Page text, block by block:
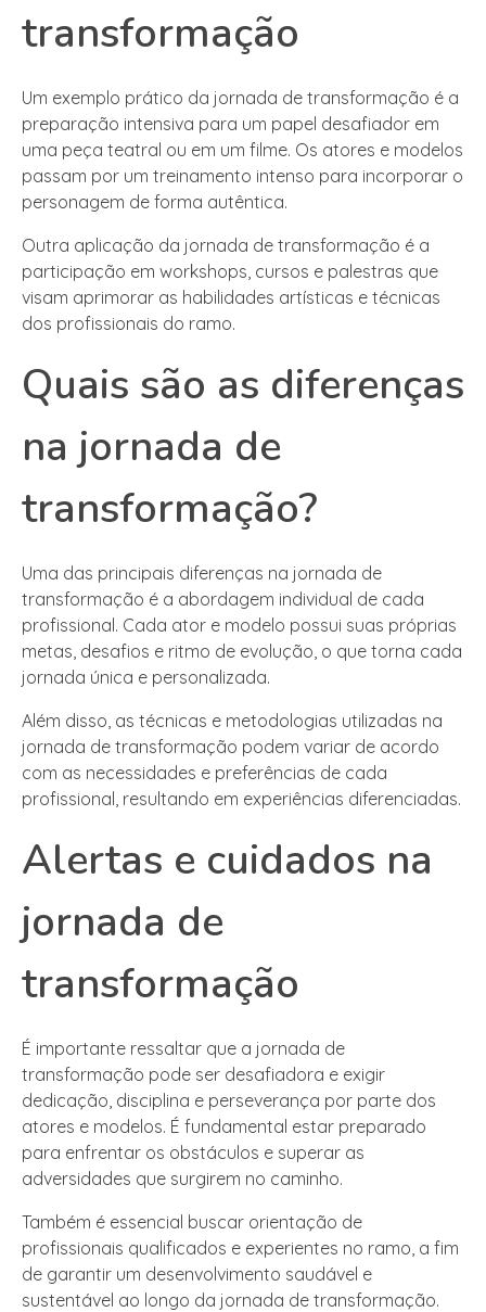
transformação
Um exemplo prático da jornada de transformação é a
preparação intensiva para um papel desafiador em
uma peça teatral ou em um filme. Os atores e modelos
passam por um treinamento intenso para incorporar o
personagem de forma autêntica.
Outra aplicação da jornada de transformação é a
participação em workshops, cursos e palestras que
visam aprimorar as habilidades artísticas e técnicas
dos profissionais do ramo.
Quais são as diferenças
na jornada de
transformação?
Uma das principais diferenças na jornada de
transformação é a abordagem individual de cada
profissional. Cada ator e modelo possui suas próprias
metas, desafios e ritmo de evolução, o que torna cada
jornada única e personalizada.
Além disso, as técnicas e metodologias utilizadas na
jornada de transformação podem variar de acordo
com as necessidades e preferências de cada
profissional, resultando em experiências diferenciadas.
Alertas e cuidados na
jornada de
transformação
É importante ressaltar que a jornada de
transformação pode ser desafiadora e exigir
dedicação, disciplina e perseverança por parte dos
atores e modelos. É fundamental estar preparado
para enfrentar os obstáculos e superar as
adversidades que surgirem no caminho.
Também é essencial buscar orientação de
profissionais qualificados e experientes no ramo, a fim
de garantir um desenvolvimento saudável e
sustentável ao longo da jornada de transformação.